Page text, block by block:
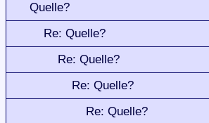
Quelle?
Re: Quelle?
Re: Quelle?
Re: Quelle?
Re: Quelle?